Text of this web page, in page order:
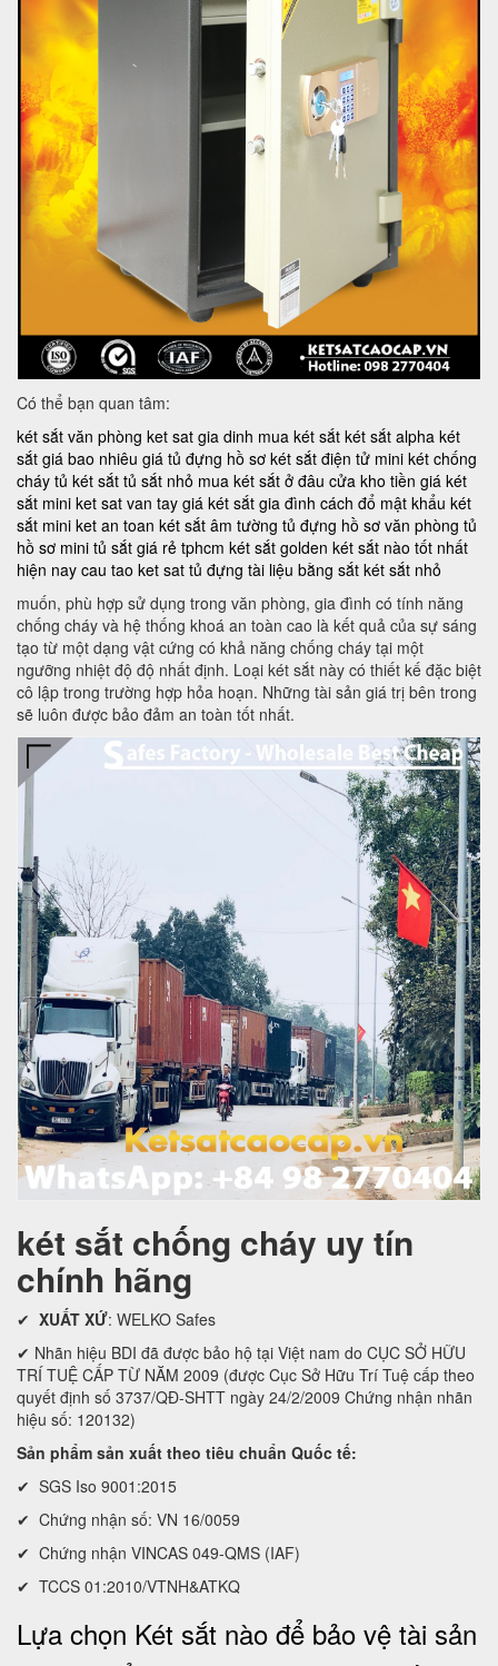
Có thể bạn quan tâm:
két sắt văn phòng ket sat gia dinh mua két sắt két sắt alpha két
sắt giá bao nhiêu giá tủ đựng hồ sơ két sắt điện tử mini két chống
cháy tủ két sắt tủ sắt nhỏ mua két sắt ở đâu cửa kho tiền giá két
sắt mini ket sat van tay giá két sắt gia đình cách đổ mật khẩu két
sắt mini ket an toan két sắt âm tường tủ đựng hồ sơ văn phòng tủ
hồ sơ mini tủ sắt giá rẻ tphcm két sắt golden két sắt nào tốt nhất
hiện nay cau tao ket sat tủ đựng tài liệu bằng sắt két sắt nhỏ
muốn, phù hợp sử dụng trong văn phòng, gia đình có tính năng
chống cháy và hệ thống khoá an toàn cao là kết quả của sự sáng
tạo từ một dạng vật cứng có khả năng chống cháy tại một
ngưỡng nhiệt độ độ nhất định. Loại két sắt này có thiết kế đặc biệt
cô lập trong trường hợp hỏa hoạn. Những tài sản giá trị bên trong
sẽ luôn được bảo đảm an toàn tốt nhất.
két sắt chống cháy uy tín
chính hãng
✔ XUẤT XỨ: WELKO Safes
✔ Nhãn hiệu BDI đã được bảo hộ tại Việt nam do CỤC SỞ HỮU
TRÍ TUỆ CẤP TỪ NĂM 2009 (được Cục Sở Hữu Trí Tuệ cấp theo
quyết định số 3737/QĐ-SHTT ngày 24/2/2009 Chứng nhận nhãn
hiệu số: 120132)
Sản phẩm sản xuất theo tiêu chuẩn Quốc tế:
✔ SGS Iso 9001:2015
✔ Chứng nhận số: VN 16/0059
✔ Chứng nhận VINCAS 049-QMS (IAF)
✔ TCCS 01:2010/VTNH&ATKQ
Lựa chọn Két sắt nào để bảo vệ tài sản